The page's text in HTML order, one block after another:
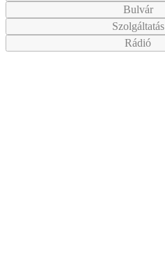
Bulvár
Szolgáltatás
Rádió